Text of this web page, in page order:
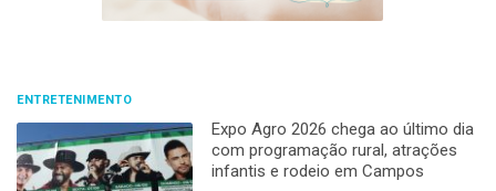
ENTRETENIMENTO
Expo Agro 2026 chega ao último dia
com programação rural, atrações
infantis e rodeio em Campos